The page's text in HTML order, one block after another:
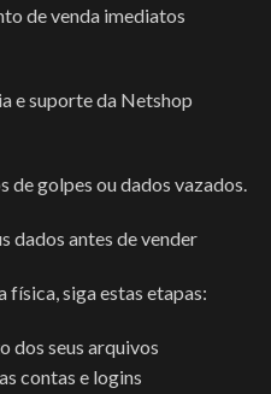
de venda imediatos
e suporte da Netshop
de golpes ou dados vazados.
dados antes de vender
física, siga estas etapas:
dos seus arquivos
contas e logins